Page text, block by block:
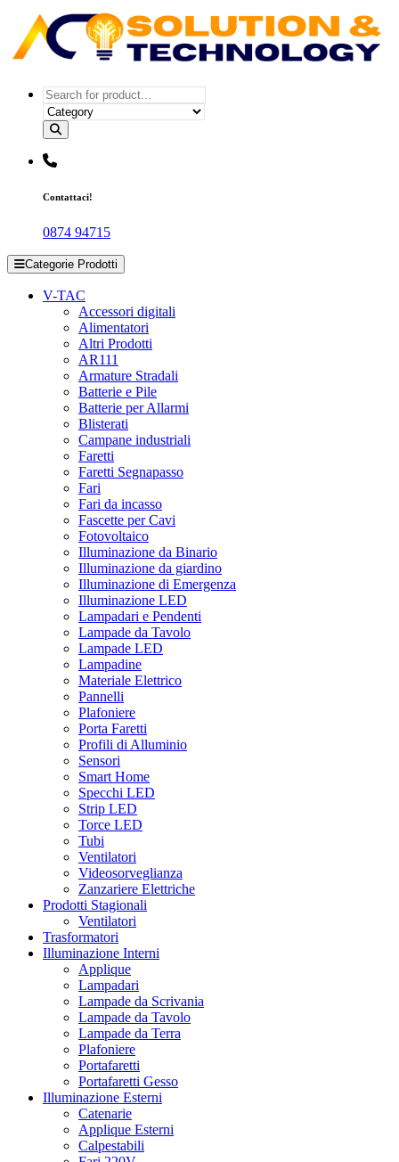
contenuto
Più luce. Più stile. Più Te.
Contattaci!
0874 94715
Categorie Prodotti
V-TAC
Accessori digitali
Alimentatori
Altri Prodotti
AR111
Armature Stradali
Batterie e Pile
Batterie per Allarmi
Blisterati
Campane industriali
Faretti
Faretti Segnapasso
Fari
Fari da incasso
Fascette per Cavi
Fotovoltaico
Illuminazione da Binario
Illuminazione da giardino
Illuminazione di Emergenza
Illuminazione LED
Lampadari e Pendenti
Lampade da Tavolo
Lampade LED
Lampadine
Materiale Elettrico
Pannelli
Plafoniere
Porta Faretti
Profili di Alluminio
Sensori
Smart Home
Specchi LED
Strip LED
Torce LED
Tubi
Ventilatori
Videosorveglianza
Zanzariere Elettriche
Prodotti Stagionali
Ventilatori
Trasformatori
Illuminazione Interni
Applique
Lampadari
Lampade da Scrivania
Lampade da Tavolo
Lampade da Terra
Plafoniere
Portafaretti
Portafaretti Gesso
Illuminazione Esterni
Catenarie
Applique Esterni
Calpestabili